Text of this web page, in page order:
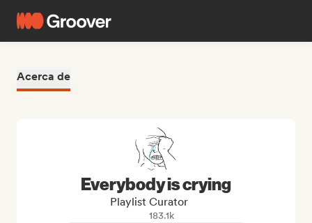
Acerca de
Everybody is crying
Playlist Curator
183.1k